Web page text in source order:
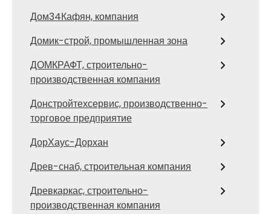
Дом34Кафян, компания
Домик-строй, промышленная зона
ДОМКРАФТ, строительно-
производственная компания
Донстройтехсервис, производственно-
торговое предприятие
ДорХаус-Дорхан
Древ-снаб, строительная компания
Древкаркас, строительно-
производственная компания